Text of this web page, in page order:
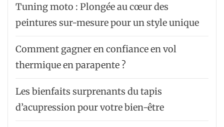
Tuning moto : Plongée au cœur des
peintures sur-mesure pour un style unique
Comment gagner en confiance en vol
thermique en parapente ?
Les bienfaits surprenants du tapis
d’acupression pour votre bien-être